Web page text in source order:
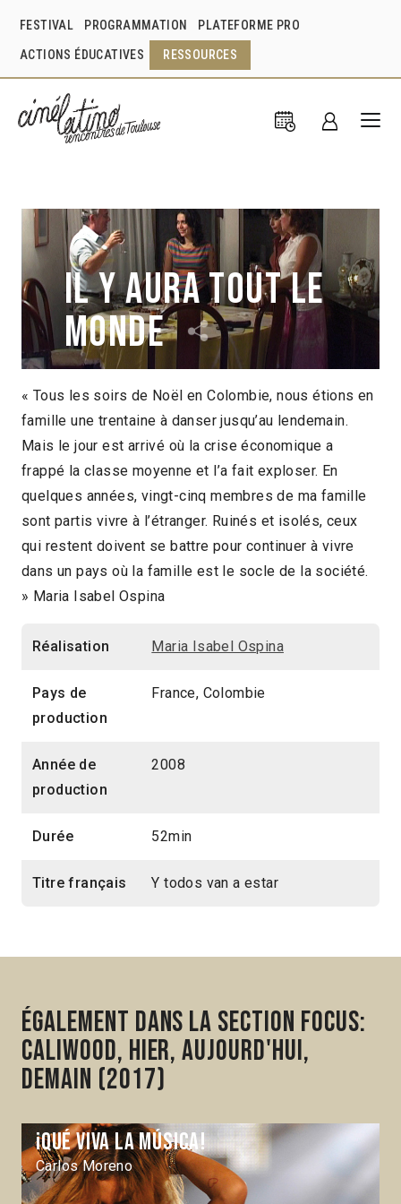
FESTIVAL PROGRAMMATION PLATEFORME PRO
ACTIONS ÉDUCATIVES RESSOURCES
Il y aura tout le
monde
Maria Isabel Ospina France 2008
52min
2017 > Focus: Caliwood, hier, aujourd'hui,
demain
« Tous les soirs de Noël en Colombie, nous étions en
famille une trentaine à danser jusqu’au lendemain.
Mais le jour est arrivé où la crise économique a
frappé la classe moyenne et l’a fait exploser. En
quelques années, vingt-cinq membres de ma famille
sont partis vivre à l’étranger. Ruinés et isolés, ceux
qui restent doivent se battre pour continuer à vivre
dans un pays où la famille est le socle de la société.
» Maria Isabel Ospina
Réalisation Maria Isabel Ospina
Pays de
production
France, Colombie
Année de
production
2008
Durée 52min
Titre français Y todos van a estar
Également dans la section Focus:
Caliwood, hier, aujourd'hui,
demain (2017)
¡Qué viva la música!
Carlos Moreno